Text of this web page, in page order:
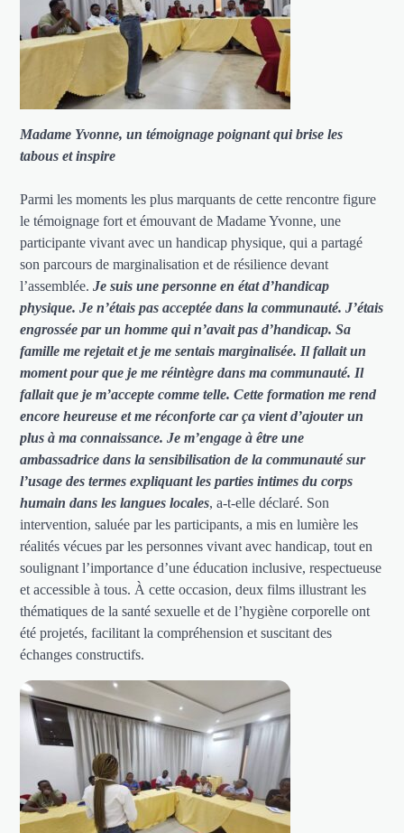
Madame Yvonne, un témoignage poignant qui brise les
tabous et inspire
Parmi les moments les plus marquants de cette rencontre figure
le témoignage fort et émouvant de Madame Yvonne, une
participante vivant avec un handicap physique, qui a partagé
son parcours de marginalisation et de résilience devant
l’assemblée.Je suis une personne en état d’handicap
physique. Je n’étais pas acceptée dans la communauté. J’étais
engrossée par un homme qui n’avait pas d’handicap. Sa
famille me rejetait et je me sentais marginalisée. Il fallait un
moment pour que je me réintègre dans ma communauté. Il
fallait que je m’accepte comme telle. Cette formation me rend
encore heureuse et me réconforte car ça vient d’ajouter un
plus à ma connaissance. Je m’engage à être une
ambassadrice dans la sensibilisation de la communauté sur
l’usage des termes expliquant les parties intimes du corps
humain dans les langues locales, a-t-elle déclaré. Son
intervention, saluée par les participants, a mis en lumière les
réalités vécues par les personnes vivant avec handicap, tout en
soulignant l’importance d’une éducation inclusive, respectueuse
et accessible à tous. À cette occasion, deux films illustrant les
thématiques de la santé sexuelle et de l’hygiène corporelle ont
été projetés, facilitant la compréhension et suscitant des
échanges constructifs.